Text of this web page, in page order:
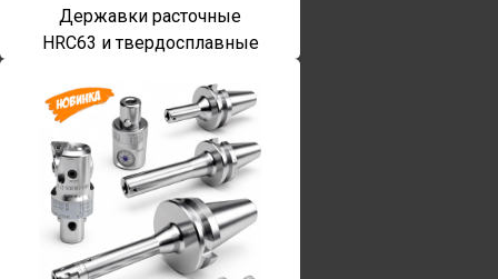
Державки расточные
HRC63 и твердосплавные